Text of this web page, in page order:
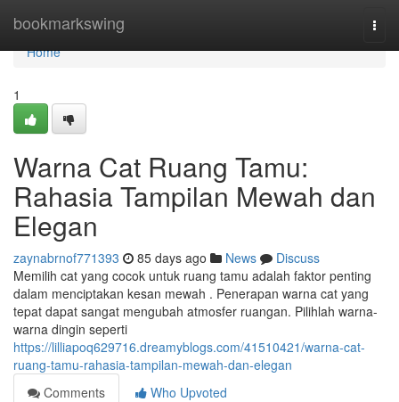
bookmarkswing
Home
Home
1
Warna Cat Ruang Tamu:
Rahasia Tampilan Mewah dan
Elegan
zaynabrnof771393 85 days ago News
Discuss
Memilih cat yang cocok untuk ruang tamu adalah faktor penting
dalam menciptakan kesan mewah . Penerapan warna cat yang
tepat dapat sangat mengubah atmosfer ruangan. Pilihlah warna-
warna dingin seperti
https://lilliapoq629716.dreamyblogs.com/41510421/warna-cat-
ruang-tamu-rahasia-tampilan-mewah-dan-elegan
Comments
Who Upvoted